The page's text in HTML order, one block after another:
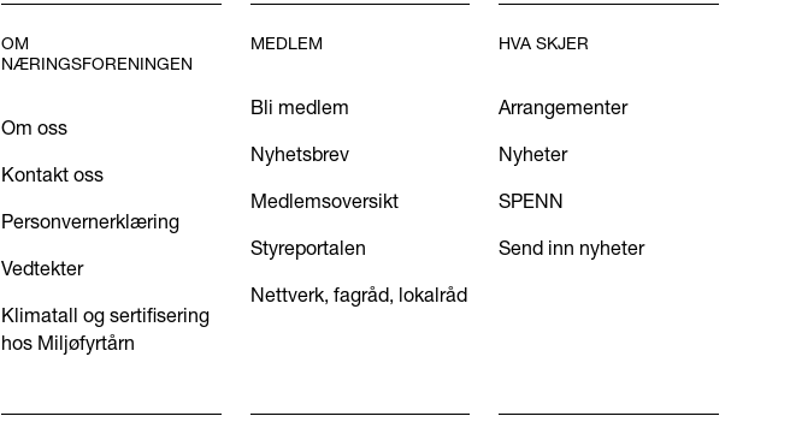
OM
NÆRINGSFORENINGEN
Om oss
Kontakt oss
Personvernerklæring
Vedtekter
Klimatall og sertifisering
hos Miljøfyrtårn
MEDLEM
Bli medlem
Nyhetsbrev
Medlemsoversikt
Styreportalen
Nettverk, fagråd, lokalråd
HVA SKJER
Arrangementer
Nyheter
SPENN
Send inn nyheter